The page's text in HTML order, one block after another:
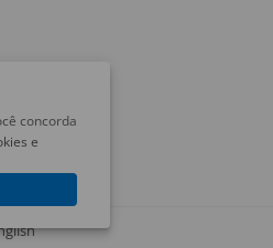
concorda
e